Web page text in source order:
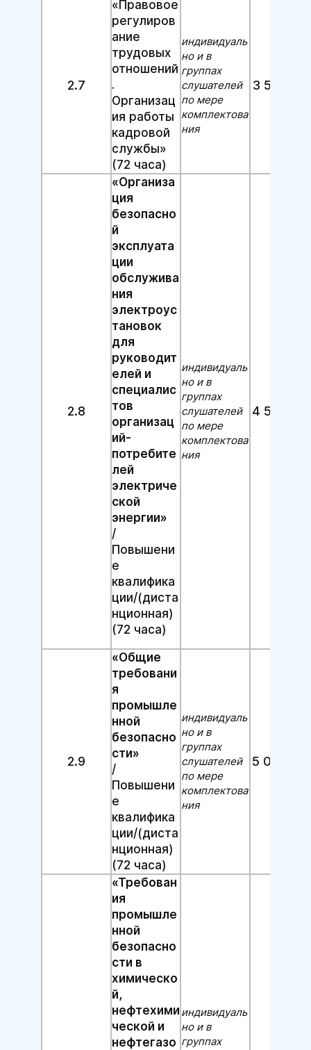
2.7
«Правовое
регулиров
ание
трудовых
отношений
.
Организац
ия работы
кадровой
службы»
(72 часа)
индивидуаль
но и в
группах
слушателей
по мере
комплектова
ния
3 500
2.8
«Организа
ция
безопасно
й
эксплуата
ции
обслужива
ния
электроус
тановок
для
руководит
елей и
специалис
тов
организац
ий-
потребите
лей
электриче
ской
энергии»
/
Повышени
е
квалифика
ции/(диста
нционная)
(72 часа)
индивидуаль
но и в
группах
слушателей
по мере
комплектова
ния
4 500
2.9
«Общие
требовани
я
промышле
нной
безопасно
сти»
/
Повышени
е
квалифика
ции/(диста
нционная)
(72 часа)
индивидуаль
но и в
группах
слушателей
по мере
комплектова
ния
5 000
«Требован
ия
промышле
нной
безопасно
сти в
химическо
й,
нефтехими
ческой и
нефтегазо
индивидуаль
но и в
группах